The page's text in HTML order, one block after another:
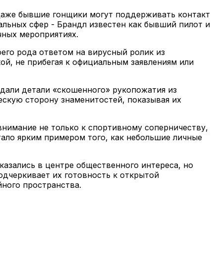
бывшие гонщики могут поддерживать контакт
сфер - Брандл известен как бывший пилот и
мероприятиях.
рода ответом на вирусный ролик из
не прибегая к официальным заявлениям или
детали «скошенного» рукопожатия из
сторону знаменитостей, показывая их
не только к спортивному соперничеству,
ярким примером того, как небольшие личные
в центре общественного интереса, но
их готовность к открытой
пространства.